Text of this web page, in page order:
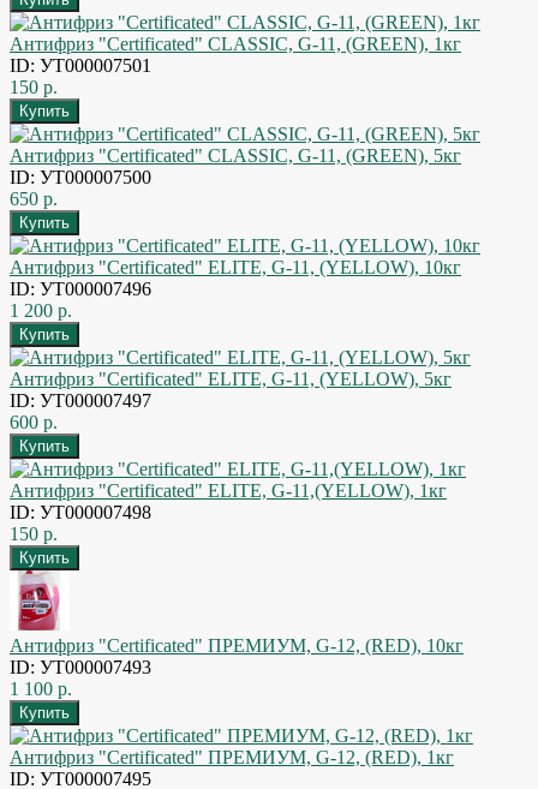
Антифриз "Certificated" CLASSIC, G-11, (GREEN), 1кг
ID: УТ000007501
150 р.
Антифриз "Certificated" CLASSIC, G-11, (GREEN), 5кг
ID: УТ000007500
650 р.
Антифриз "Certificated" ELITE, G-11, (YELLOW), 10кг
ID: УТ000007496
1 200 р.
Антифриз "Certificated" ELITE, G-11, (YELLOW), 5кг
ID: УТ000007497
600 р.
Антифриз "Certificated" ELITE, G-11,(YELLOW), 1кг
ID: УТ000007498
150 р.
Антифриз "Certificated" ПРЕМИУМ, G-12, (RED), 10кг
ID: УТ000007493
1 100 р.
Антифриз "Certificated" ПРЕМИУМ, G-12, (RED), 1кг
ID: УТ000007495